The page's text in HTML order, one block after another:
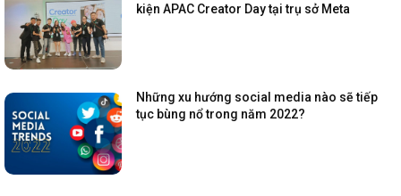
kiện APAC Creator Day tại trụ sở Meta
Những xu hướng social media nào sẽ tiếp
tục bùng nổ trong năm 2022?